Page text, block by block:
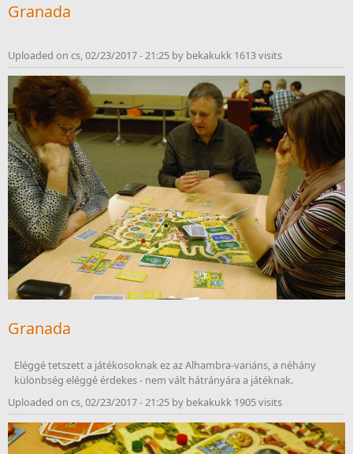
Granada
Uploaded on cs, 02/23/2017 - 21:25 by bekakukk 1613 visits
Granada
Eléggé tetszett a játékosoknak ez az Alhambra-variáns, a néhány
különbség eléggé érdekes - nem vált hátrányára a játéknak.
Uploaded on cs, 02/23/2017 - 21:25 by bekakukk 1905 visits